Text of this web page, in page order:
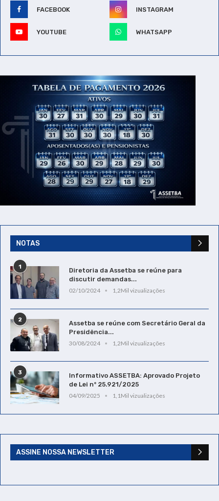
FACEBOOK INSTAGRAM
YOUTUBE WHATSAPP
NOTAS
1
Diretoria da Assetba se reúne para
discutir demandas...
02/10/2024
1,2Mil vizualizações
2
Assetba se reúne com Secretário Geral da
Presidência...
30/08/2024
1,2Mil vizualizações
3
Informativo ASSETBA: Aprovado Projeto
de Lei nº 25.921/2025
04/09/2025
1,1Mil vizualizações
ASSINE NOSSA NEWSLETTER